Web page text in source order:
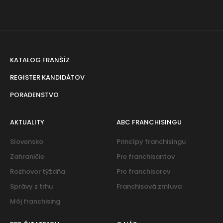
KATALOG FRANŠÍZ
REGISTER KANDIDÁTOV
PORADENSTVO
AKTUALITY
Slovensko
Zahraničie
Rozhovor týždňa
Správy z trhu
Môj franchising
ABC FRANCHISINGU
Princípy franchisingu
Pre franchisantov
Pre franchisorov
Franchisová zmluva